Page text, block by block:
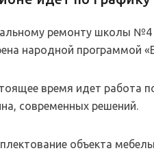
ремонту школы №4
народной программой
время идет
современных решений.
объекта